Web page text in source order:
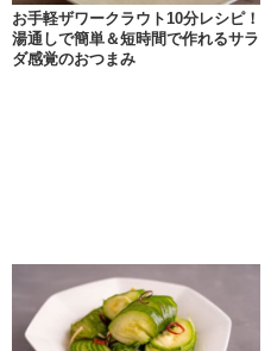
お手軽ザワークラウト10分レシピ！
湯通しで簡単＆短時間で作れるサラ
ダ感覚のおつまみ